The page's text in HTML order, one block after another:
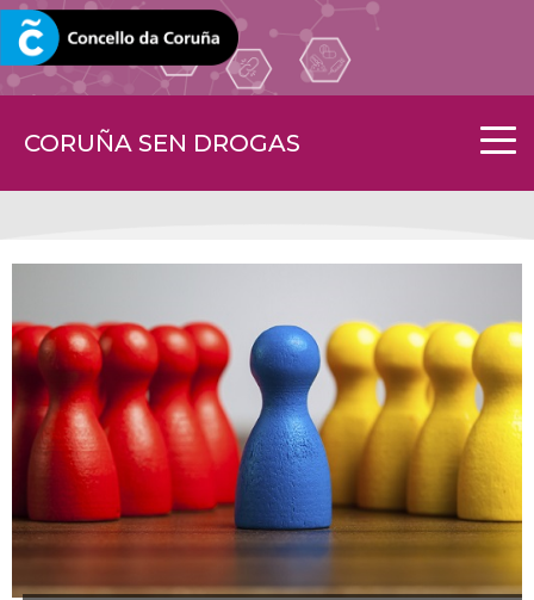
CORUÑA SEN DROGAS
CORUNA.GAL